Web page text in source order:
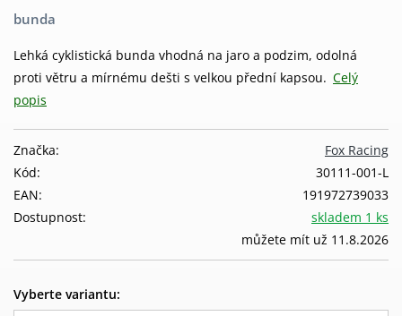
bunda
Lehká cyklistická bunda vhodná na jaro a podzim, odolná
proti větru a mírnému dešti s velkou přední kapsou. Celý
popis
Fox Racing
Značka:
30111-001-L
Kód:
191972739033
EAN:
skladem 1 ks
můžete mít už 11.8.2026
Dostupnost:
Vyberte variantu: